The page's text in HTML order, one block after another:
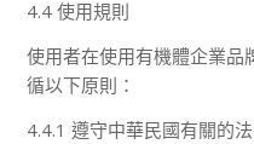
4.4 使用規則
使用者在使用有機體企業品
循以下原則：
4.4.1 遵守中華民國有關的